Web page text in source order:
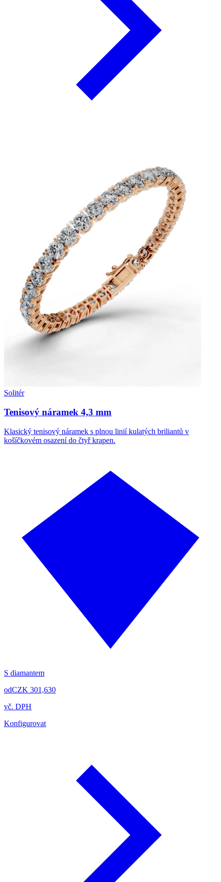
Solitér
Tenisový náramek 4,3 mm
Klasický tenisový náramek s plnou linií kulatých briliantů v
košíčkovém osazení do čtyř krapen.
S diamantem
odCZK 301,630
vč. DPH
Konfigurovat